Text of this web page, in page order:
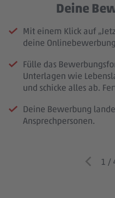
Deine
Mit einem Klick auf
deine
Fülle das
Unterlagen wie
und schicke alles ab.
Deine Bewerbung
Ansprechpersonen.
1 /